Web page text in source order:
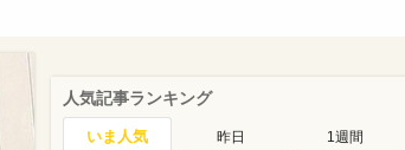
人気記事ランキング
いま人気 昨日 1週間